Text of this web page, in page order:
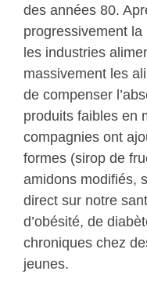
des années 80.
progressivement
les industries
massivement les
de compenser
produits faibles en
compagnies ont
formes (sirop de
amidons modifiés,
direct sur notre
d’obésité, de
chroniques chez
jeunes.